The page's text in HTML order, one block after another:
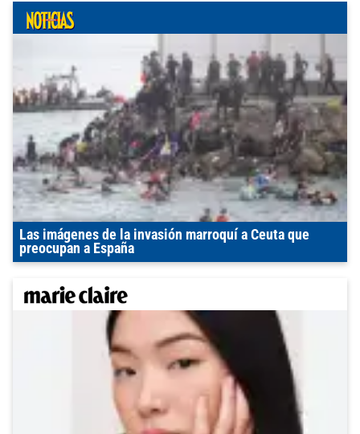
Las imágenes de la invasión marroquí a Ceuta que
preocupan a España